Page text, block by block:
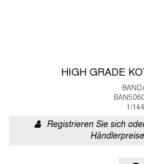
HIGH GRADE
1/144
Registrieren Sie sich